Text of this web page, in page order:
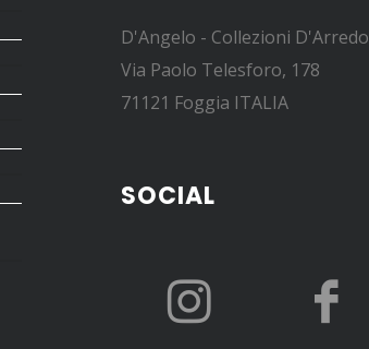
D'Angelo - Collezioni D'Arredo
Via Paolo Telesforo, 178
71121 Foggia ITALIA
SOCIAL